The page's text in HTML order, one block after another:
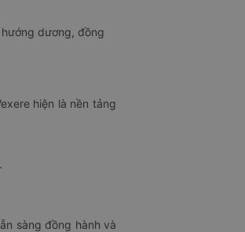
dương, đồng
hiện là nền tảng
sàng đồng hành và